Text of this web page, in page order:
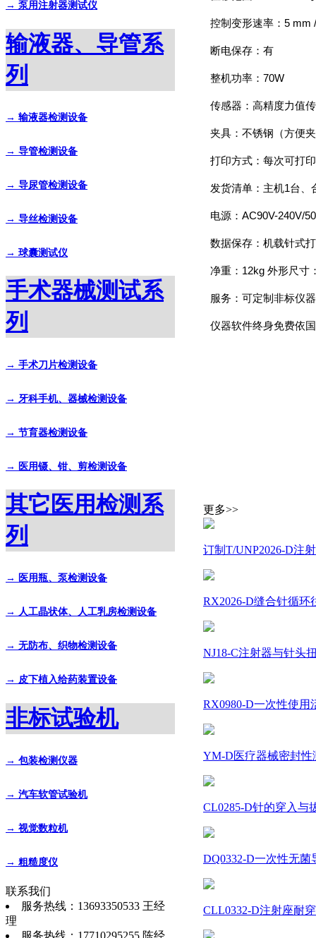
→ 泵用注射器测试仪
输液器、导管系
列
→ 输液器检测设备
→ 导管检测设备
→ 导尿管检测设备
→ 导丝检测设备
→ 球囊测试仪
手术器械测试系
列
→ 手术刀片检测设备
→ 牙科手机、器械检测设备
→ 节育器检测设备
→ 医用镊、钳、剪检测设备
其它医用检测系
列
→ 医用瓶、泵检测设备
→ 人工晶状体、人工乳房检测设备
→ 无防布、织物检测设备
→ 皮下植入给药装置设备
非标试验机
→ 包装检测仪器
→ 汽车软管试验机
→ 视觉数粒机
→ 粗糙度仪
联系我们
服务热线：13693350533 王经
理
服务热线：17710295255 陈经
控制变形速率：5 mm
断电保存：有
整机功率：70W
传感器：高精度力值
夹具：不锈钢（方便
打印方式：每次可打
发货清单：主机1台、
电源：AC90V-240V/
数据保存：机载针式
净重：12kg 外形尺寸
服务：可定制非标仪器
仪器软件终身免费依
更多>>
订制T/UNP2026-D注
RX2026-D缝合针循环
NJ18-C注射器与针头
RX0980-D一次性使用
YM-D医疗器械密封性
CL0285-D针的穿入与
DQ0332-D一次性无菌
CLL0332-D注射座耐